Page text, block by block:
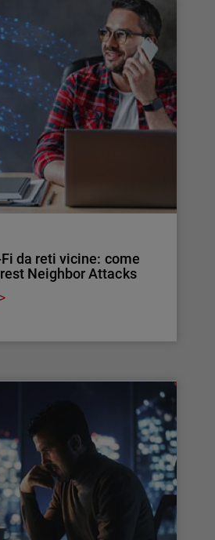
da reti vicine: come
Neighbor Attacks